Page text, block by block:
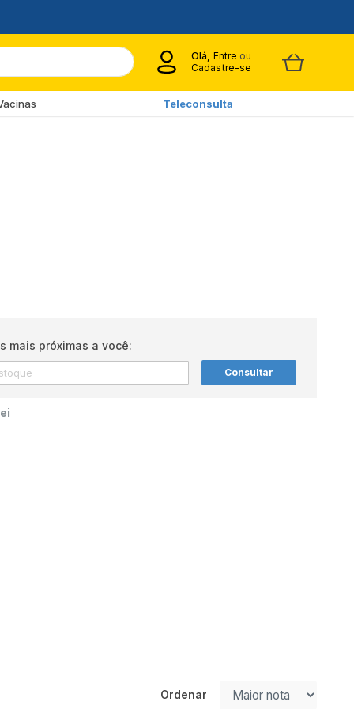
Olá, Entre ou
Cadastre-se
Teleconsulta
mais próximas a você:
Consultar
Ordenar